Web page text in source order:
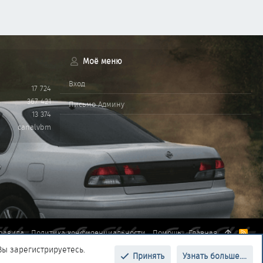
17 724
367 421
13 374
canalvbm
Моё меню
Вход
Письмо Админу
Политика конфиденциальности Помощь Главная
R
зарегистрируетесь.
Принять Узнать больше....